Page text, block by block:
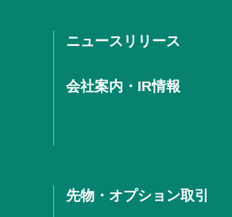
ニュースリリース
会社案内・IR情報
先物・オプション取引